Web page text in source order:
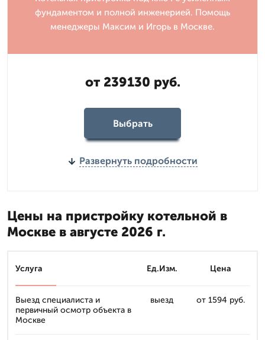
фундаментом и полной инженерией. Помощь
менеджеры Максим и Игорь в Москве.
от 239130 руб.
Выбрать
Развернуть подробности
Цены на пристройку котельной в
Москве в августе 2026 г.
Услуга Ед.Изм. Цена
Выезд специалиста и
первичный осмотр объекта в
Москве
выезд от 1594 руб.